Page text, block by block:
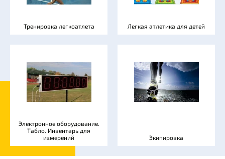
Тренировка легкоатлета Легкая атлетика для детей
Электронное оборудование.
Табло. Инвентарь для
измерений
Экипировка